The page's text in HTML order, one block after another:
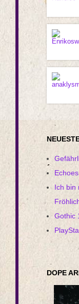
Ich bin
Gothic
DOPE